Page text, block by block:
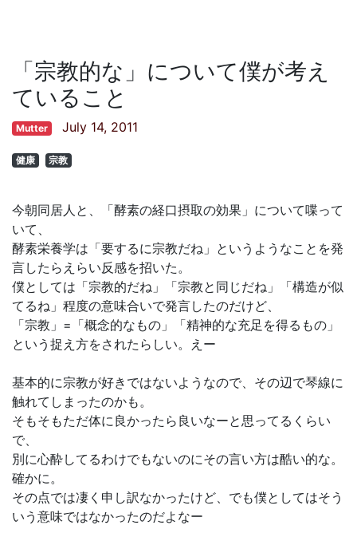
「宗教的な」について僕が考え
ていること
Mutter July 14, 2011
健康 宗教
今朝同居人と、「酵素の経口摂取の効果」について喋って
いて、
酵素栄養学は「要するに宗教だね」というようなことを発
言したらえらい反感を招いた。
僕としては「宗教的だね」「宗教と同じだね」「構造が似
てるね」程度の意味合いで発言したのだけど、
「宗教」=「概念的なもの」「精神的な充足を得るもの」
という捉え方をされたらしい。えー
基本的に宗教が好きではないようなので、その辺で琴線に
触れてしまったのかも。
そもそもただ体に良かったら良いなーと思ってるくらい
で、
別に心酔してるわけでもないのにその言い方は酷い的な。
確かに。
その点では凄く申し訳なかったけど、でも僕としてはそう
いう意味ではなかったのだよなー